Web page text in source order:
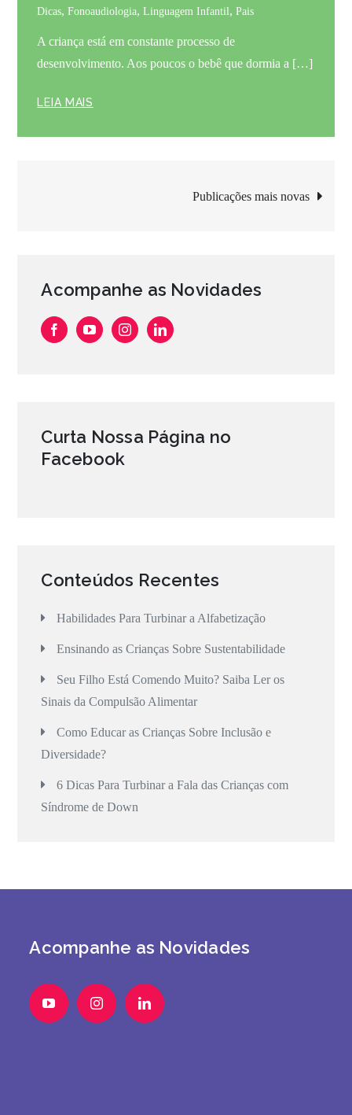
Dicas,Fonoaudiologia,Linguagem Infantil,Pais
A criança está em constante processo de
desenvolvimento. Aos poucos o bebê que dormia a […]
LEIA MAIS
Navegação
posts
Publicações mais novas
Acompanhe as Novidades
Curta Nossa Página no
Facebook
Conteúdos Recentes
Habilidades Para Turbinar a Alfabetização
Ensinando as Crianças Sobre Sustentabilidade
Seu Filho Está Comendo Muito? Saiba Ler os
Sinais da Compulsão Alimentar
Como Educar as Crianças Sobre Inclusão e
Diversidade?
6 Dicas Para Turbinar a Fala das Crianças com
Síndrome de Down
Acompanhe as Novidades